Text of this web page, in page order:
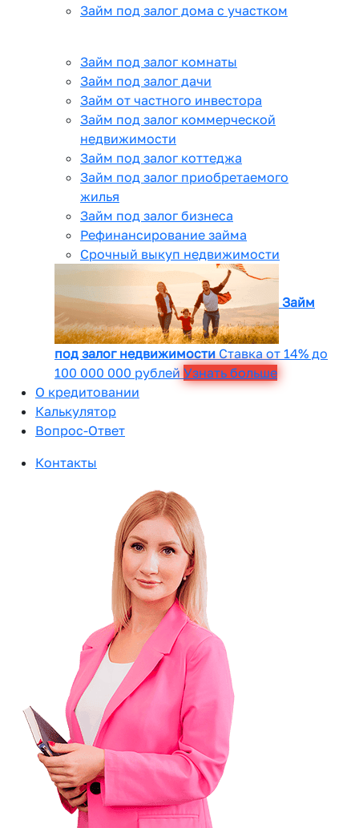
Займ под залог дома с участком
Займ под залог комнаты
Займ под залог дачи
Займ от частного инвестора
Займ под залог коммерческой
недвижимости
Займ под залог коттеджа
Займ под залог приобретаемого
жилья
Займ под залог бизнеса
Рефинансирование займа
Срочный выкуп недвижимости
Займ
под залог недвижимости Ставка от 14% до
100 000 000 рублей Узнать больше
О кредитовании
Калькулятор
Вопрос-Ответ
Контакты